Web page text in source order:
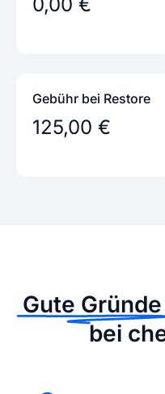
Gebühr bei Restore
125,00 €
Gute Gründe
bei